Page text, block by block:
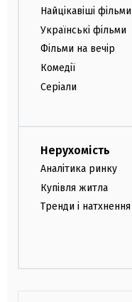
Найцікавіші фільми
Українські фільми
Фільми на вечір
Комедії
Серіали
Нерухомість
Аналітика ринку
Купівля житла
Тренди і натхнення